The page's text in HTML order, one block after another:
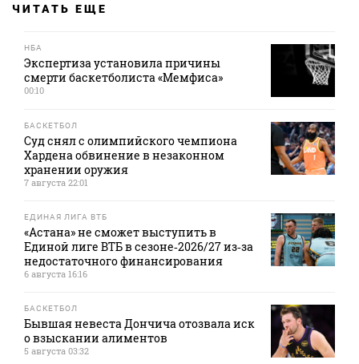
ЧИТАТЬ ЕЩЕ
НБА
Экспертиза установила причины
смерти баскетболиста «Мемфиса»
00:10
БАСКЕТБОЛ
Суд снял с олимпийского чемпиона
Хардена обвинение в незаконном
хранении оружия
7 августа 22:01
ЕДИНАЯ ЛИГА ВТБ
«Астана» не сможет выступить в
Единой лиге ВТБ в сезоне‑2026/27 из‑за
недостаточного финансирования
6 августа 16:16
БАСКЕТБОЛ
Бывшая невеста Дончича отозвала иск
о взыскании алиментов
5 августа 03:32